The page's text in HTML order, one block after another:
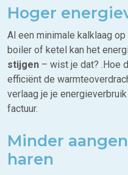
Hoger
Al een minimale kalklaag
boiler of ketel kan het
stijgen – wist je dat? .Hoe
efficiënt de
verlaag je je
factuur.
Minder
haren